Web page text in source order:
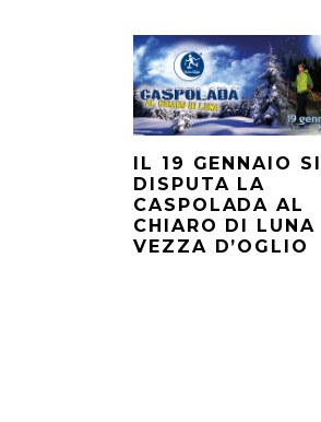
IL 19 GENNAIO SI
DISPUTA LA
CASPOLADA AL
CHIARO DI LUNA
VEZZA D’OGLIO